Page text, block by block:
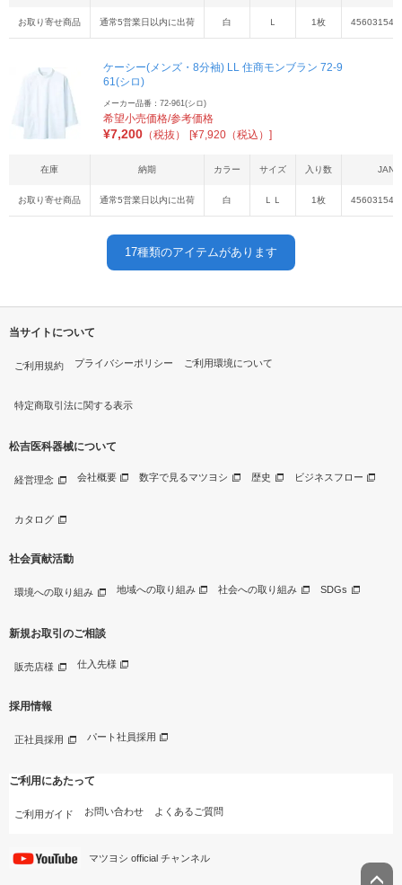
お取り寄せ商品 通常5営業日以内に出荷 白 Ｌ 1枚
ケーシー(メンズ・8分袖) LL 住商モンブラン 72-9
61(シロ)
メーカー品番：72-961(シロ)
希望小売価格/参考価格
¥7,200 （税抜） [¥7,920（税込）]
在庫 納期 カラー サイズ 入り数 JAN
お取り寄せ商品 通常5営業日以内に出荷 白 ＬＬ 1枚
17種類のアイテムがあります
当サイトについて
ご利用規約 プライバシーポリシー ご利用環境について
特定商取引法に関する表示
松吉医科器械について
経営理念 会社概要 数字で見るマツヨシ 歴史 ビジネスフロー
カタログ
社会貢献活動
環境への取り組み 地域への取り組み 社会への取り組み SDGs
新規お取引のご相談
販売店様 仕入先様
採用情報
正社員採用 パート社員採用
ご利用にあたって
ご利用ガイド お問い合わせ よくあるご質問
マツヨシ official チャンネル